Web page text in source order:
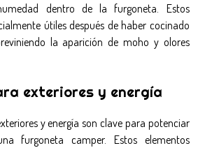
dentro de la furgoneta. Estos
útiles después de haber cocinado
la aparición de moho y olores
exteriores y energía
y energía son clave para potenciar
furgoneta camper. Estos elementos